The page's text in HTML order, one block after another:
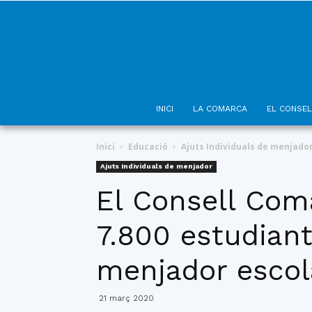
INICI LA COMARCA EL
Inici Educació Ajuts Individuals de menjador
Ajuts Individuals de menjador
El Consell
7.800
menjador
21 març 2020